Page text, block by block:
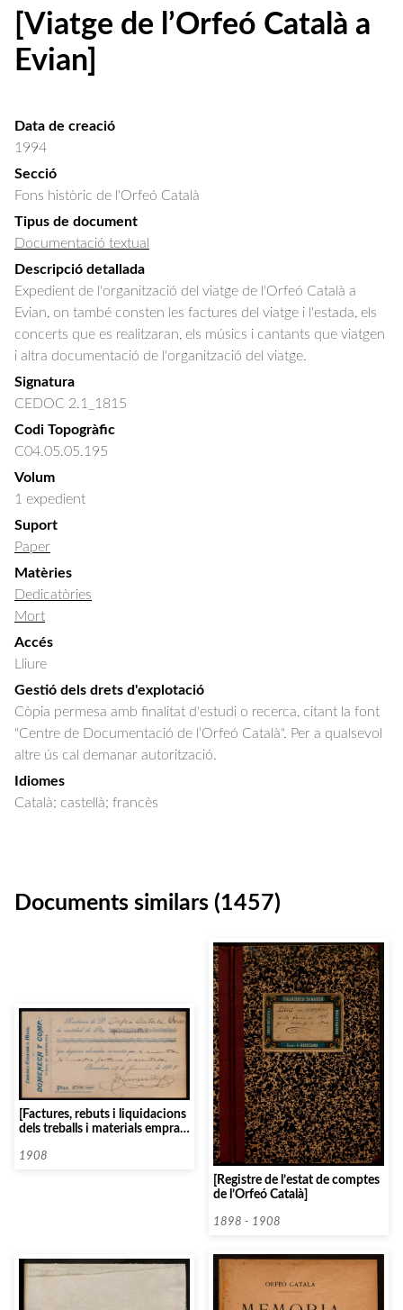
[Viatge de l’Orfeó Català a
Evian]
Data de creació
1994
Secció
Fons històric de l'Orfeó Català
Tipus de document
Documentació textual
Descripció detallada
Expedient de l'organització del viatge de l'Orfeó Català a
Evian, on també consten les factures del viatge i l'estada, els
concerts que es realitzaran, els músics i cantants que viatgen
i altra documentació de l'organització del viatge.
Signatura
CEDOC 2.1_1815
Codi Topogràfic
C04.05.05.195
Volum
1 expedient
Suport
Paper
Matèries
Dedicatòries
Mort
Accés
Lliure
Gestió dels drets d'explotació
Còpia permesa amb finalitat d'estudi o recerca, citant la font
"Centre de Documentació de l’Orfeó Català". Per a qualsevol
altre ús cal demanar autorització.
Idiomes
Català; castellà; francès
Documents similars (1457)
[Factures, rebuts i liquidacions
dels treballs i materials emprats
metal·listeria Domènec i Cia
1908
[Registre de l’estat de comptes
de l’Orfeó Català]
1898 - 1908